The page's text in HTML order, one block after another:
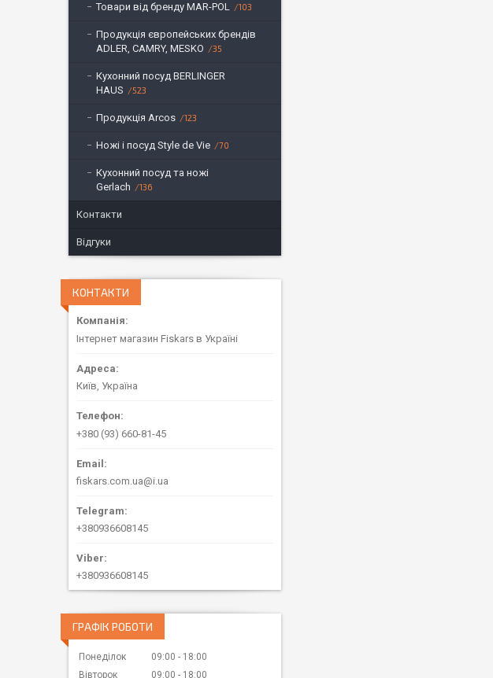
Товари від бренду MAR-POL 103
Продукція європейських брендів
ADLER, CAMRY, MESKO
35
Кухонний посуд BERLINGER
HAUS
523
Продукція Arcos 123
Ножі і посуд Style de Vie 70
Кухонний посуд та ножі
Gerlach
136
Контакти
Відгуки
КОНТАКТИ
Інтернет магазин Fiskars в Україні
Київ, Україна
+380 (93) 660-81-45
fiskars.com.ua@i.ua
+380936608145
+380936608145
ГРАФІК РОБОТИ
Понеділок 09:00
18:00
Вівторок
09:00 18:00